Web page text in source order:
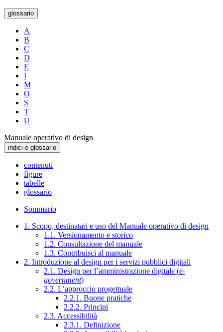
glossario
A
B
C
D
E
I
M
O
S
T
U
Manuale operativo di design
indici e glossario
contenuti
figure
tabelle
glossario
Sommario
1. Scopo, destinatari e uso del Manuale operativo di design
1.1. Versionamento e storico
1.2. Consultazione del manuale
1.3. Contribuisci al manuale
2. Introduzione al design per i servizi pubblici digitali
2.1. Design per l’amministrazione digitale (e-
government)
2.2. L’approccio progettuale
2.2.1. Buone pratiche
2.2.2. Principi
2.3. Accessibilità
2.3.1. Definizione